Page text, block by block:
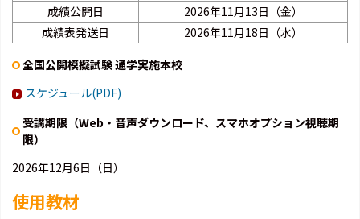
成績公開日
2026年11月13日（金）
成績表発送日
2026年11月18日（水）
全国公開模擬試験 通学実施本校
スケジュール(PDF)
受講期限（Web・音声ダウンロード、スマホオプション視聴期
限）
2026年12月6日（日）
使用教材